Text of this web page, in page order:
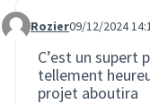
Commentaire 3221
Rozier09/12/2024
C’est un supert
tellement
projet aboutira